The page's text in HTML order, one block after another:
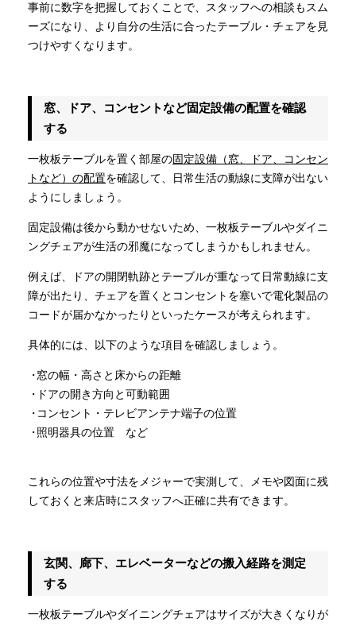
事前に数字を把握しておくことで、スタッフへの相談もスム
ーズになり、より自分の生活に合ったテーブル・チェアを見
つけやすくなります。
窓、ドア、コンセントなど固定設備の配置を確認
する
一枚板テーブルを置く部屋の固定設備（窓、ドア、コンセン
トなど）の配置を確認して、日常生活の動線に支障が出ない
ようにしましょう。
固定設備は後から動かせないため、一枚板テーブルやダイニ
ングチェアが生活の邪魔になってしまうかもしれません。
例えば、ドアの開閉軌跡とテーブルが重なって日常動線に支
障が出たり、チェアを置くとコンセントを塞いで電化製品の
コードが届かなかったりといったケースが考えられます。
具体的には、以下のような項目を確認しましょう。
窓の幅・高さと床からの距離
ドアの開き方向と可動範囲
コンセント・テレビアンテナ端子の位置
照明器具の位置 など
これらの位置や寸法をメジャーで実測して、メモや図面に残
しておくと来店時にスタッフへ正確に共有できます。
玄関、廊下、エレベーターなどの搬入経路を測定
する
一枚板テーブルやダイニングチェアはサイズが大きくなりが